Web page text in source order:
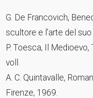
G. De Francovich,
scultore e l’arte del
P. Toesca, Il
voll.
A. C. Quintavalle,
Firenze, 1969.